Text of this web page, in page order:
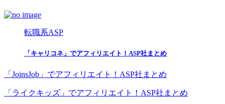
転職系ASP
「キャリコネ」でアフィリエイト！ASP社まとめ
「JoinsJob」でアフィリエイト！ASP社まとめ
「ライクキッズ」でアフィリエイト！ASP社まとめ